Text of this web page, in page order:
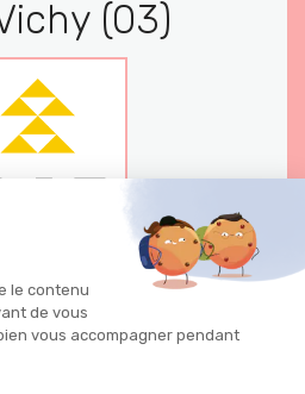
(03)
Jean Jaures 03200